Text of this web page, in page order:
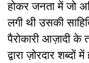
होकर जनता में जो
लगी थी उसकी
पैरोकारी आज़ादी के
द्वारा ज़ोरदार